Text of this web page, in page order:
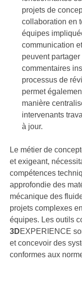
projets de
collaboration en
équipes
communication
peuvent
commentaires
processus de
permet
manière
intervenants
à jour.
Le métier de
et exigeant,
compétences
approfondie des
mécanique des
projets complexes
équipes. Les outils
3DEXPERIENCE
et concevoir des
conformes aux